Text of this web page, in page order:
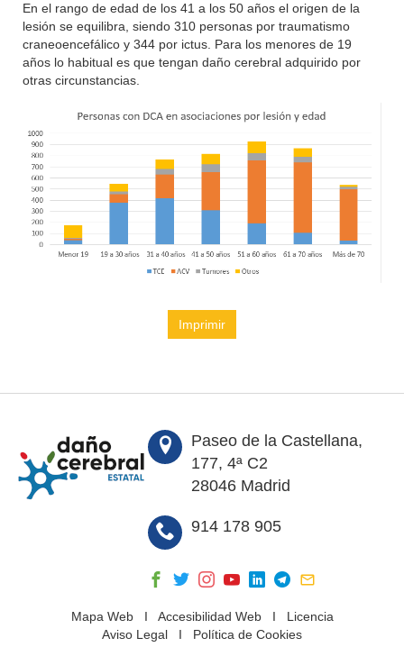
En el rango de edad de los 41 a los 50 años el origen de la
lesión se equilibra, siendo 310 personas por traumatismo
craneoencefálico y 344 por ictus. Para los menores de 19
años lo habitual es que tengan daño cerebral adquirido por
otras circunstancias.
Imprimir
Paseo de la Castellana,
177, 4ª C2
28046 Madrid
914 178 905
Mapa WebI Accesibilidad WebI Licencia
Aviso Legal I Política de Cookies